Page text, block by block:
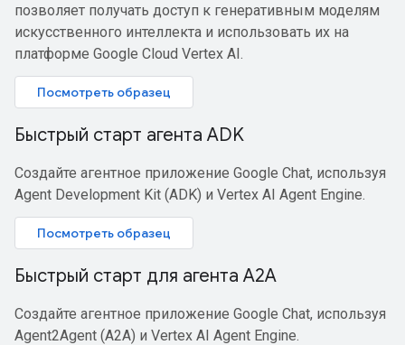
позволяет получать доступ к генеративным моделям
искусственного интеллекта и использовать их на
платформе Google Cloud Vertex AI.
Посмотреть образец
Быстрый старт агента ADK
Создайте агентное приложение Google Chat, используя
Agent Development Kit (ADK) и Vertex AI Agent Engine.
Посмотреть образец
Быстрый старт для агента A2A
Создайте агентное приложение Google Chat, используя
Agent2Agent (A2A) и Vertex AI Agent Engine.